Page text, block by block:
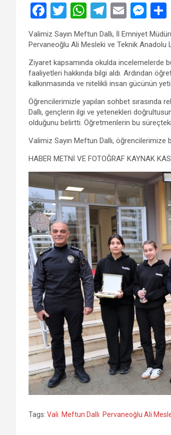
F
a
ce
b
o
o
k
T
wi
tt
er
W
h
at
s
A
p
p
T
el
e
gr
a
m
E
m
ail
M
es
se
n
g
er
Valimiz Sayın Meftun Dallı, İl Emniyet
Pervaneoğlu Ali Mesleki ve Teknik Anadolu
Ziyaret kapsamında okulda incelemelerde
faaliyetleri hakkında bilgi aldı. Ardından
kalkınmasında ve nitelikli insan gücünün
Öğrencilerimizle yapılan sohbet sırasında
Dallı, gençlerin ilgi ve yetenekleri
olduğunu belirtti. Öğretmenlerin bu süreçteki
Valimiz Sayın Meftun Dallı, öğrencilerimize
HABER METNİ VE FOTOĞRAF KAYNAK
Tags: Vali Meftun Dallı Pervaneoğlu Ali